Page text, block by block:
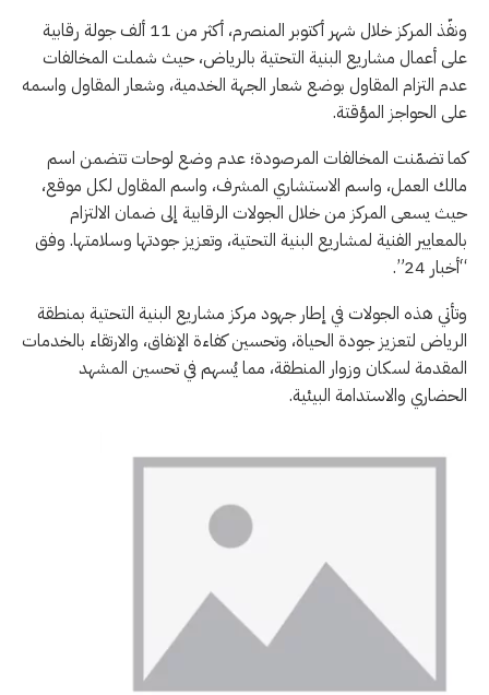
ونفّذ المركز خلال شهر أكتوبر المنصرم، أكثر من 11 ألف جولة رقابية
على أعمال مشاريع البنية التحتية بالرياض، حيث شملت المخالفات
عدم التزام المقاول بوضع شعار الجهة الخدمية، وشعار المقاول واسمه
على الحواجز المؤقتة.
كما تضمّنت المخالفات المرصودة؛ عدم وضع لوحات تتضمن اسم
مالك العمل، واسم الاستشاري المشرف، واسم المقاول لكل موقع،
حيث يسعى المركز من خلال الجولات الرقابية إلى ضمان الالتزام
بالمعايير الفنية لمشاريع البنية التحتية، وتعزيز جودتها وسلامتها. وفق
“أخبار 24”.
وتأتي هذه الجولات في إطار جهود مركز مشاريع البنية التحتية بمنطقة
الرياض لتعزيز جودة الحياة، وتحسين كفاءة الإنفاق، والارتقاء بالخدمات
المقدمة لسكان وزوار المنطقة، مما يُسهم في تحسين المشهد
الحضاري والاستدامة البيئية.